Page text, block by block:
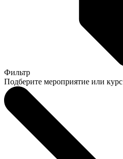
Фильтр
Подберите мероприятие или курс